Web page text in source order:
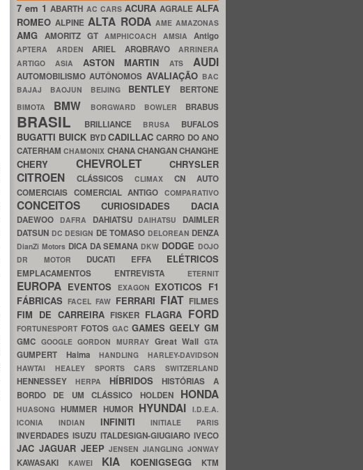
7 em 1ABARTH AC CARS ACURA AGRALE ALFA
ROMEOALPINEALTA RODA AME AMAZONAS
AMG AMORITZ GT AMPHICOACH AMSIA Antigo
APTERA ARDEN ARIEL ARQBRAVO ARRINERA
ARTIGO ASIA ASTON MARTINATS AUDI
AUTOMOBILISMOAUTÔNOMOS AVALIAÇÃO BAC
BAJAJ BAOJUN BEIJING BENTLEY BERTONE
BIMOTA BMW BORGWARD BOWLER BRABUS
BRASIL BRILLIANCE BRUSA BUFALOS
BUGATTI BUICK BYDCADILLACCARRO DO ANO
CATERHAMCHAMONIX CHANACHANGANCHANGHE
CHERY CHEVROLET CHRYSLER
CITROEN CLÁSSICOS CLIMAX CN AUTO
COMERCIAIS COMERCIAL ANTIGOCOMPARATIVO
CONCEITOS CURIOSIDADES DACIA
DAEWOO DAFRA DAHIATSU DAIHATSU DAIMLER
DATSUN DC DESIGN DE TOMASO DELOREAN DENZA
DianZi Motors DICA DA SEMANA DKW DODGE DOJO
DR MOTOR DUCATI EFFA ELÉTRICOS
EMPLACAMENTOS ENTREVISTA ETERNIT
EUROPA EVENTOS EXAGON EXOTICOS F1
FÁBRICASFACELFAW FERRARI FIAT FILMES
FIM DE CARREIRA FISKER FLAGRA FORD
FORTUNESPORT FOTOS GACGAMESGEELYGM
GMC GOOGLEGORDON MURRAY Great WallGTA
GUMPERT HaimaHANDLINGHARLEY-DAVIDSON
HAWTAI HEALEY SPORTS CARS SWITZERLAND
HENNESSEY HERPA HÍBRIDOSHISTÓRIAS A
BORDO DE UM CLÁSSICO HOLDEN HONDA
HUASONGHUMMER HUMOR HYUNDAI I.D.E.A.
ICONIA INDIAN INFINITIINITIALE PARIS
INVERDADESISUZU ITALDESIGN-GIUGIAROIVECO
JAC JAGUAR JEEPJENSENJIANGLINGJONWAY
KAWASAKI KAWEI KIA KOENIGSEGG KTM